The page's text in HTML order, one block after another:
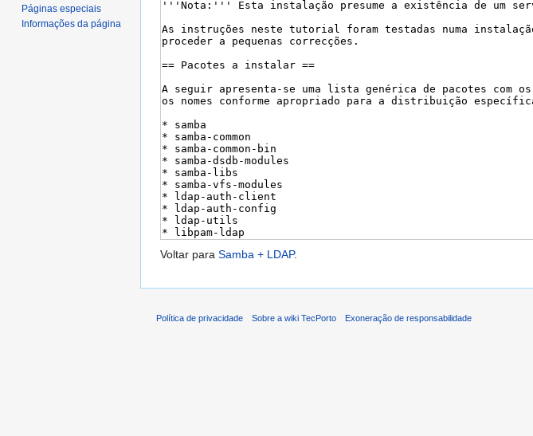
Voltar para Samba + LDAP.
Páginas especiais
Informações da página
Política de privacidade Sobre a wiki TecPorto Exoneração de responsabilidade